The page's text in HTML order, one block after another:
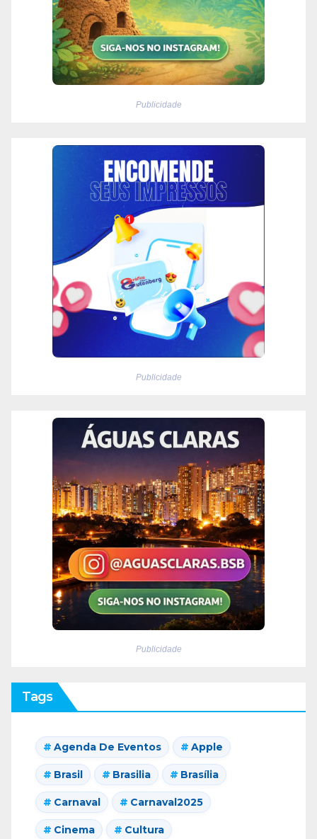
Publicidade
Publicidade
Publicidade
Tags
Agenda De Eventos Apple
Brasil Brasilia Brasília
Carnaval Carnaval2025
Cinema Cultura